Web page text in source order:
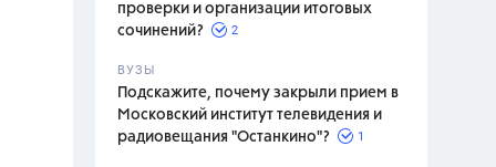
проверки и организации итоговых
сочинений?
2
ВУЗЫ
Подскажите, почему закрыли прием в
Московский институт телевидения и
радиовещания "Останкино"?
1